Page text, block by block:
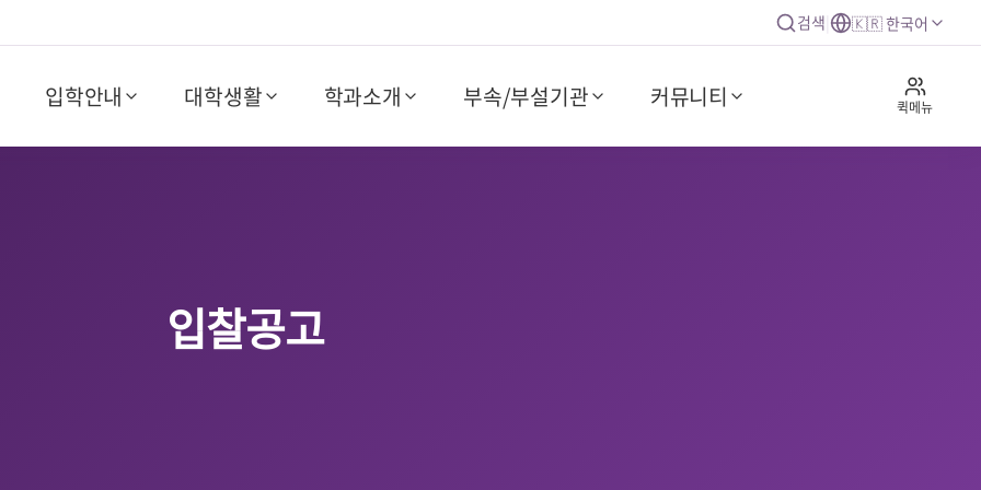
검색 🇰🇷 한국어
입학안내 대학생활 학과소개 부속/부설기관 커뮤니티 퀵메뉴
입찰공고